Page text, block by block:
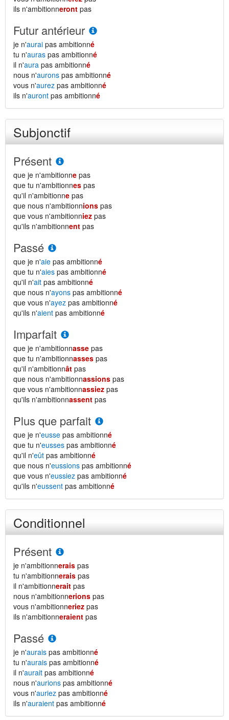
ils n'ambitionneront pas
Futur antérieur
je n'aurai pas ambitionné
tu n'auras pas ambitionné
il n'aura pas ambitionné
nous n'aurons pas ambitionné
vous n'aurez pas ambitionné
ils n'auront pas ambitionné
Subjonctif
Présent
que je n'ambitionne pas
que tu n'ambitionnes pas
qu'il n'ambitionne pas
que nous n'ambitionnions pas
que vous n'ambitionniez pas
qu'ils n'ambitionnent pas
Passé
que je n'aie pas ambitionné
que tu n'aies pas ambitionné
qu'il n'ait pas ambitionné
que nous n'ayons pas ambitionné
que vous n'ayez pas ambitionné
qu'ils n'aient pas ambitionné
Imparfait
que je n'ambitionnasse pas
que tu n'ambitionnasses pas
qu'il n'ambitionnât pas
que nous n'ambitionnassions pas
que vous n'ambitionnassiez pas
qu'ils n'ambitionnassent pas
Plus que parfait
que je n'eusse pas ambitionné
que tu n'eusses pas ambitionné
qu'il n'eût pas ambitionné
que nous n'eussions pas ambitionné
que vous n'eussiez pas ambitionné
qu'ils n'eussent pas ambitionné
Conditionnel
Présent
je n'ambitionnerais pas
tu n'ambitionnerais pas
il n'ambitionnerait pas
nous n'ambitionnerions pas
vous n'ambitionneriez pas
ils n'ambitionneraient pas
Passé
je n'aurais pas ambitionné
tu n'aurais pas ambitionné
il n'aurait pas ambitionné
nous n'aurions pas ambitionné
vous n'auriez pas ambitionné
ils n'auraient pas ambitionné